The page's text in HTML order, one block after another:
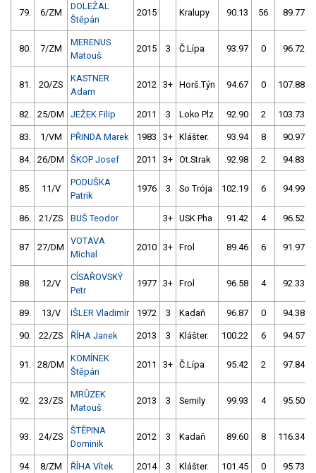
79. 6/ZM
DOLEŽAL
Štěpán
2015 Kralupy 90.13 56 89.77
80. 7/ZM
MERENUS
Matouš
2015 3 Č.Lípa 93.97 0 96.72
81. 20/ZS
KASTNER
Adam
2012 3+ Horš.Týn 94.67 0 107.88
82. 25/DM JEŽEK Filip 2011 3 Loko Plz 92.90 2 103.73
83. 1/VM PŘINDA Marek 1983 3+ Klášter. 93.94 8 90.97
84. 26/DM ŠKOP Josef 2011 3+ Ot.Strak 92.98 2 94.83
85. 11/V
PODUŠKA
Patrik
1976 3 So Trója 102.19 6 94.99
86. 21/ZS BUŠ Teodor 3+ USK Pha 91.42 4 96.52
87. 27/DM
VOTAVA
Michal
2010 3+ Frol 89.46 6 91.97
88. 12/V
CÍSAŘOVSKÝ
Petr
1977 3+ Frol 96.58 4 92.33
89. 13/V IŠLER Vladimír 1972 3 Kadaň 96.87 0 94.38
90. 22/ZS ŘÍHA Janek 2013 3 Klášter. 100.22 6 94.57
91. 28/DM
KOMÍNEK
Štěpán
2011 3+ Č.Lípa 95.42 2 97.84
92. 23/ZS
MRŮZEK
Matouš
2013 3 Semily 99.93 4 95.50
93. 24/ZS
ŠTĚPINA
Dominik
2012 3 Kadaň 89.60 8 116.34
94. 8/ZM ŘÍHA Vítek 2014 3 Klášter. 101.45 0 95.73